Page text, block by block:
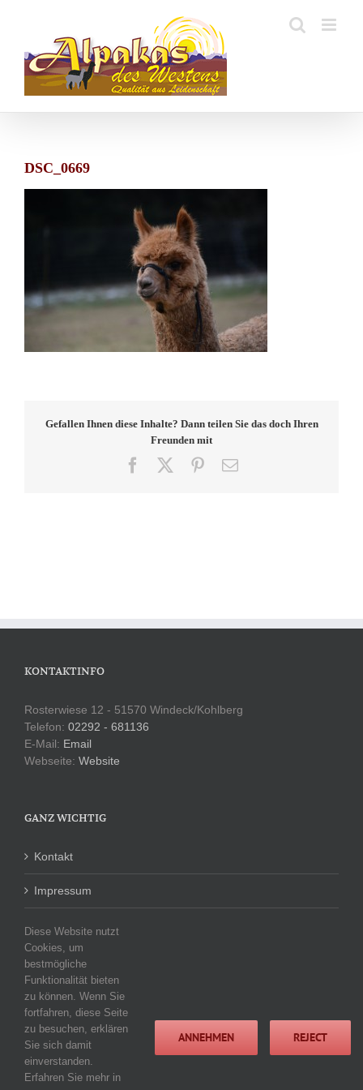
DSC_0669
Gefallen Ihnen diese Inhalte? Dann teilen Sie das doch Ihren
Freunden mit
Facebook Pinterest
E-
KONTAKTINFO
Rosterwiese 12 - 51570 Windeck/Kohlberg
Telefon: 02292 - 681136
E-Mail: Email
Webseite: Website
GANZ WICHTIG
Kontakt
Impressum
Datenschutzerklärung
KATEGORIEN
Keine Kategorien
Diese Website nutzt
Cookies, um
bestmögliche
Funktionalität bieten
zu können. Wenn Sie
fortfahren, diese Seite
zu besuchen, erklären
Sie sich damit
einverstanden.
Erfahren Sie mehr in
ANNEHMEN REJECT